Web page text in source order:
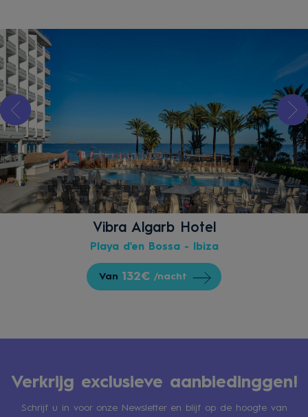
Vibra Algarb Hotel
Playa d'en Bossa - Ibiza
Van 132€ /nacht
Verkrijg exclusieve aanbiedinggen!
Schrijf u in voor onze Newsletter en blijf op de hoogte van